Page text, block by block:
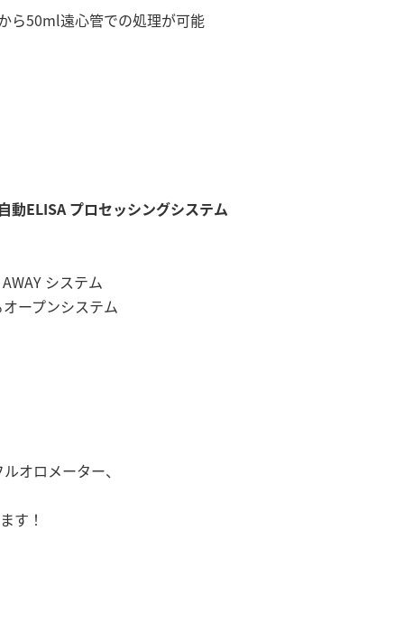
ら50ml遠心管での処理が可能
動ELISA プロセッシングシステム
システム
ープンシステム
オロメーター、
す！